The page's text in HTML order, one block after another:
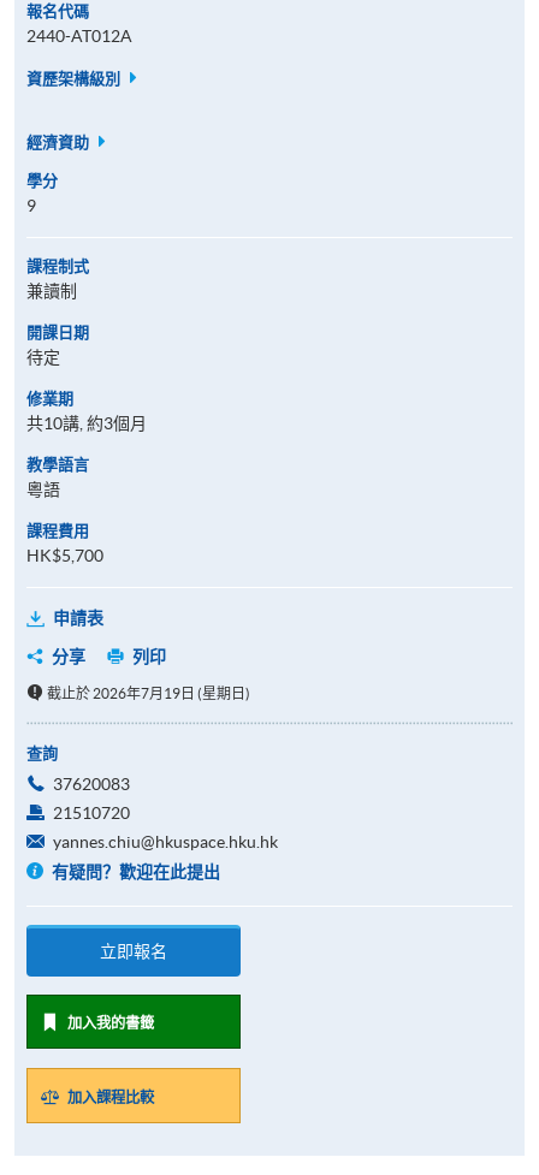
報名代碼
2440-AT012A
資歷架構級別
經濟資助
學分
9
課程制式
兼讀制
開課日期
待定
修業期
共10講, 約3個月
教學語言
粵語
課程費用
HK$5,700
申請表
分享
列印
截止於 2026年7月19日 (星期日)
查詢
37620083
21510720
yannes.chiu@hkuspace.hku.hk
有疑問？歡迎在此提出
立即報名
加入我的書籤
加入課程比較